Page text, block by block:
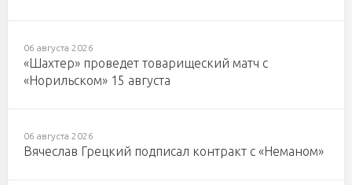
06 августа 2026
«Шахтер» проведет товарищеский матч с
«Норильском» 15 августа
06 августа 2026
Вячеслав Грецкий подписал контракт с «Неманом»